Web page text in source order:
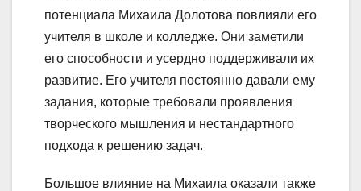
потенциала Михаила Долотова повлияли его
учителя в школе и колледже. Они заметили
его способности и усердно поддерживали их
развитие. Его учителя постоянно давали ему
задания, которые требовали проявления
творческого мышления и нестандартного
подхода к решению задач.
Большое влияние на Михаила оказали также